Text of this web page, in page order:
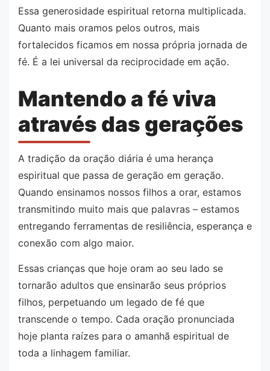
Essa generosidade espiritual retorna multiplicada.
Quanto mais oramos pelos outros, mais
fortalecidos ficamos em nossa própria jornada de
fé. É a lei universal da reciprocidade em ação.
Mantendo a fé viva
através das gerações
A tradição da oração diária é uma herança
espiritual que passa de geração em geração.
Quando ensinamos nossos filhos a orar, estamos
transmitindo muito mais que palavras – estamos
entregando ferramentas de resiliência, esperança e
conexão com algo maior.
Essas crianças que hoje oram ao seu lado se
tornarão adultos que ensinarão seus próprios
filhos, perpetuando um legado de fé que
transcende o tempo. Cada oração pronunciada
hoje planta raízes para o amanhã espiritual de
toda a linhagem familiar.